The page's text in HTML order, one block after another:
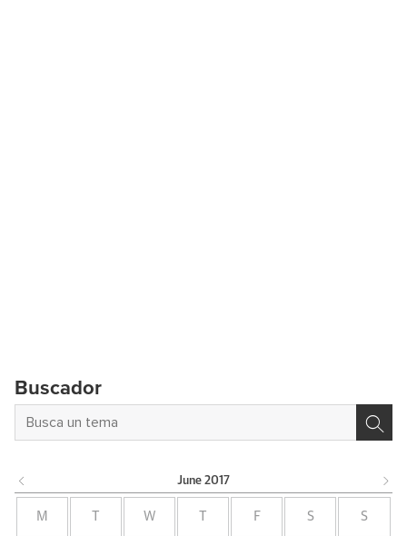
Buscador
June 2017
M W F S S